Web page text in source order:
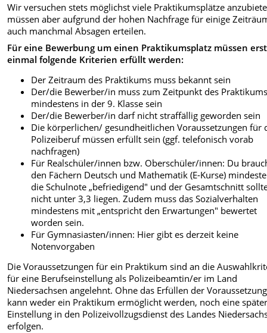
Wir versuchen stets möglichst viele Praktikumsplätze
müssen aber aufgrund der hohen Nachfrage für einige
auch manchmal Absagen erteilen.
Für eine Bewerbung um einen Praktikumsplatz müssen erst
einmal folgende Kriterien erfüllt werden:
Der Zeitraum des Praktikums muss bekannt sein
Der/die Bewerber/in muss zum Zeitpunkt des
mindestens in der 9. Klasse sein
Der/die Bewerber/in darf nicht straffällig geworden sein
Die körperlichen/ gesundheitlichen Voraussetzungen für
Polizeiberuf müssen erfüllt sein (ggf. telefonisch vorab
nachfragen)
Für Realschüler/innen bzw. Oberschüler/innen: Du
den Fächern Deutsch und Mathematik (E-Kurse)
die Schulnote „befriedigend" und der Gesamtschnitt
nicht unter 3,3 liegen. Zudem muss das Sozialverhalten
mindestens mit „entspricht den Erwartungen" bewertet
worden sein.
Für Gymnasiasten/innen: Hier gibt es derzeit keine
Notenvorgaben
Die Voraussetzungen für ein Praktikum sind an die
für eine Berufseinstellung als Polizeibeamtin/er im Land
Niedersachsen angelehnt. Ohne das Erfüllen der
kann weder ein Praktikum ermöglicht werden, noch eine
Einstellung in den Polizeivollzugsdienst des Landes
erfolgen.